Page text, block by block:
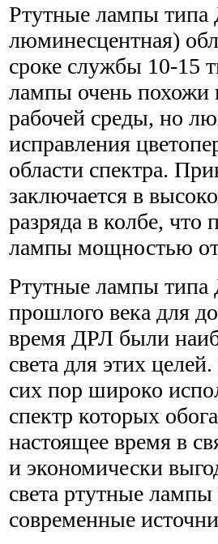
Ртутные лампы типа
люминесцентная)
сроке службы 10-15
лампы очень похожи
рабочей среды, но
исправления
области спектра.
заключается в
разряда в колбе, что
лампы мощностью
Ртутные лампы типа
прошлого века для
время ДРЛ были
света для этих
сих пор широко
спектр которых
настоящее время в
и экономически
света ртутные
современные